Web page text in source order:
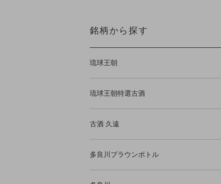
銘柄から探す
琉球王朝
琉球王朝特選古酒
古酒 久遠
多良川ブラウンボトル